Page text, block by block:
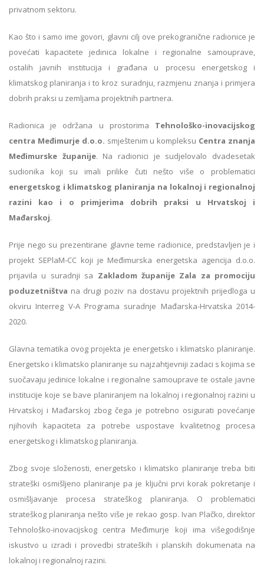
privatnom sektoru.
Kao što i samo ime govori, glavni cilj ove prekogranične radionice je
povećati kapacitete jedinica lokalne i regionalne samouprave,
ostalih javnih institucija i građana u procesu energetskog i
klimatskog planiranja i to kroz suradnju, razmjenu znanja i primjera
dobrih praksi u zemljama projektnih partnera.
Radionica je održana u prostorima Tehnološko-inovacijskog
centra Međimurje d.o.o. smještenim u kompleksu Centra znanja
Međimurske županije. Na radionici je sudjelovalo dvadesetak
sudionika koji su imali prilike čuti nešto više o problematici
energetskog i klimatskog planiranja na lokalnoj i regionalnoj
razini kao i o primjerima dobrih praksi u Hrvatskoj i
Mađarskoj.
Prije nego su prezentirane glavne teme radionice, predstavljen je i
projekt SEPlaM-CC koji je Međimurska energetska agencija d.o.o.
prijavila u suradnji sa Zakladom županije Zala za promociju
poduzetništva na drugi poziv na dostavu projektnih prijedloga u
okviru Interreg V-A Programa suradnje Mađarska-Hrvatska 2014-
2020.
Glavna tematika ovog projekta je energetsko i klimatsko planiranje.
Energetsko i klimatsko planiranje su najzahtjevniji zadaci s kojima se
suočavaju jedinice lokalne i regionalne samouprave te ostale javne
institucije koje se bave planiranjem na lokalnoj i regionalnoj razini u
Hrvatskoj i Mađarskoj zbog čega je potrebno osigurati povećanje
njihovih kapaciteta za potrebe uspostave kvalitetnog procesa
energetskog i klimatskog planiranja.
Zbog svoje složenosti, energetsko i klimatsko planiranje treba biti
strateški osmišljeno planiranje pa je ključni prvi korak pokretanje i
osmišljavanje procesa strateškog planiranja. O problematici
strateškog planiranja nešto više je rekao gosp. Ivan Plačko, direktor
Tehnološko-inovacijskog centra Međimurje koji ima višegodišnje
iskustvo u izradi i provedbi strateških i planskih dokumenata na
lokalnoj i regionalnoj razini.